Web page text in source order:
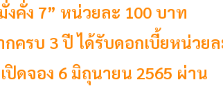
คั่ง 7” หน่วยละ 100 บาท
ครบ 3 ปี ได้รับดอกเบี้ยหน่วย
ดจอง 6 มิถุนายน 2565 ผ่าน